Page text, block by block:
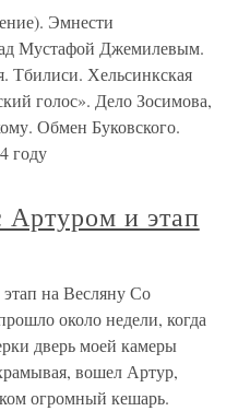
Эмнести
Мустафой Джемилевым.
Тбилиси. Хельсинкская
голос». Дело Зосимова,
Обмен Буковского.
году
Артуром и этап
на Весляну Со
около недели, когда
дверь моей камеры
вошел Артур,
огромный кешарь.